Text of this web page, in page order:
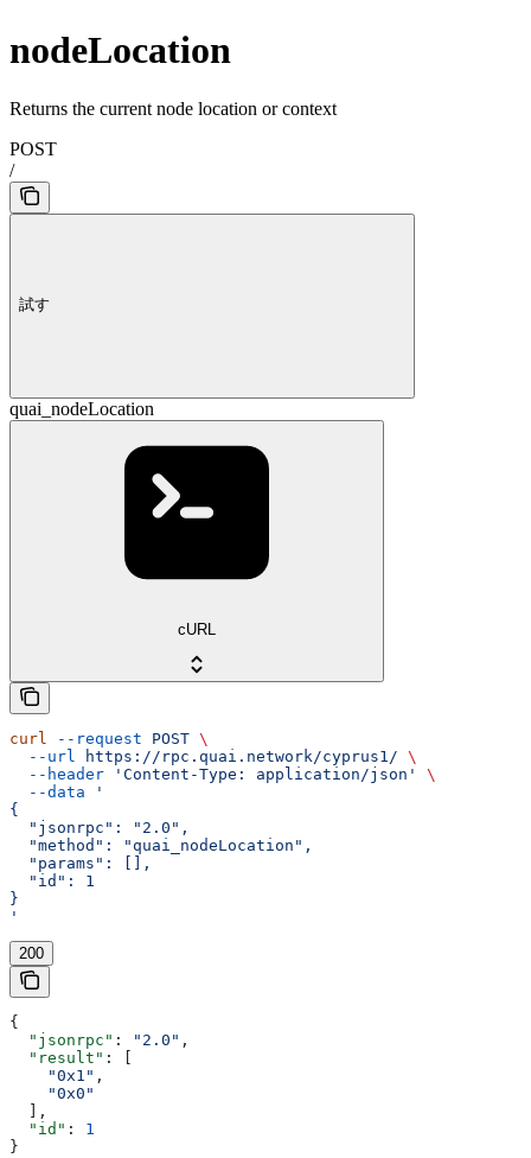
nodeLocation
Returns the current node location or context
POST
/
試す
quai_nodeLocation
cURL
curl --request POST \
  --url
https://rpc.quai.network/cyprus1/ \
  --header
'Content-Type: application/json'
\
  --data
'
{
  "jsonrpc": "2.0",
  "method": "quai_nodeLocation",
  "params": [],
  "id": 1
}
'
200
{
  "jsonrpc"
: "2.0" ,
  "result"
: [
    "0x1"
,
    "0x0"
  ],
  "id"
: 1
}